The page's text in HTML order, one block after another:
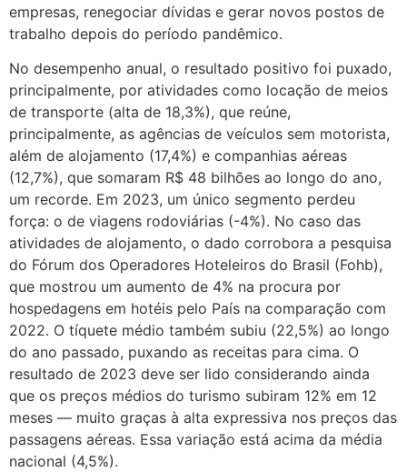
empresas, renegociar dívidas e gerar novos postos de
trabalho depois do período pandêmico.
No desempenho anual, o resultado positivo foi puxado,
principalmente, por atividades como locação de meios
de transporte (alta de 18,3%), que reúne,
principalmente, as agências de veículos sem motorista,
além de alojamento (17,4%) e companhias aéreas
(12,7%), que somaram R$ 48 bilhões ao longo do ano,
um recorde. Em 2023, um único segmento perdeu
força: o de viagens rodoviárias (-4%). No caso das
atividades de alojamento, o dado corrobora a pesquisa
do Fórum dos Operadores Hoteleiros do Brasil (Fohb),
que mostrou um aumento de 4% na procura por
hospedagens em hotéis pelo País na comparação com
2022. O tíquete médio também subiu (22,5%) ao longo
do ano passado, puxando as receitas para cima. O
resultado de 2023 deve ser lido considerando ainda
que os preços médios do turismo subiram 12% em 12
meses — muito graças à alta expressiva nos preços das
passagens aéreas. Essa variação está acima da média
nacional (4,5%).